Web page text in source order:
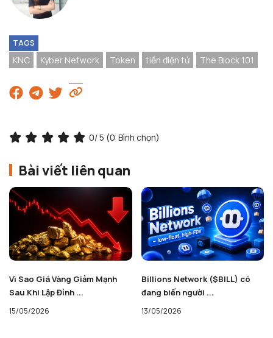
TAGS
KNC Kyber Network Token tiền điện tử The Block 101
0/ 5 (0 Bình chọn)
Bài viết liên quan
Vì Sao Giá Vàng Giảm Mạnh
Sau Khi Lập Đỉnh ...
15/05/2026
Billions Network ($BILL) có
đang biến người ...
13/05/2026